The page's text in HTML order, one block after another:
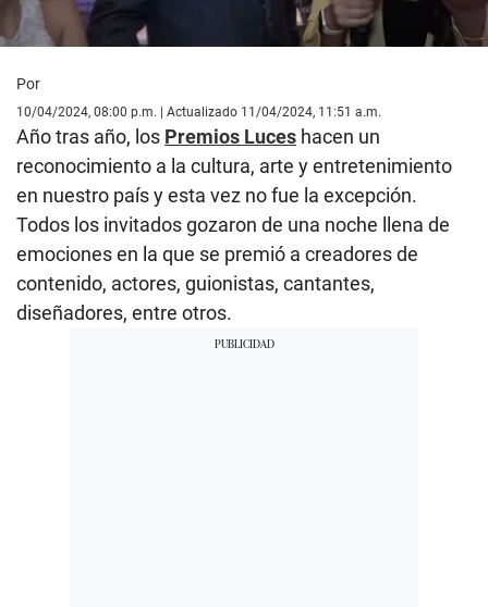
Por
10/04/2024, 08:00 p.m. | Actualizado 11/04/2024, 11:51 a.m.
Año tras año, los Premios Luces hacen un
reconocimiento a la cultura, arte y entretenimiento
en nuestro país y esta vez no fue la excepción.
Todos los invitados gozaron de una noche llena de
emociones en la que se premió a creadores de
contenido, actores, guionistas, cantantes,
diseñadores, entre otros.